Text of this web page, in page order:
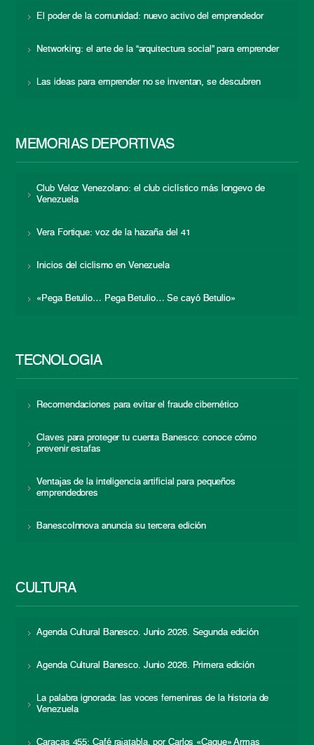
El poder de la comunidad: nuevo activo del emprendedor
Networking: el arte de la “arquitectura social” para emprender
Las ideas para emprender no se inventan, se descubren
MEMORIAS DEPORTIVAS
Club Veloz Venezolano: el club ciclístico más longevo de
Venezuela
Vera Fortique: voz de la hazaña del 41
Inicios del ciclismo en Venezuela
«Pega Betulio… Pega Betulio… Se cayó Betulio»
TECNOLOGÍA
Recomendaciones para evitar el fraude cibernético
Claves para proteger tu cuenta Banesco: conoce cómo
prevenir estafas
Ventajas de la inteligencia artificial para pequeños
emprendedores
BanescoInnova anuncia su tercera edición
CULTURA
Agenda Cultural Banesco. Junio 2026. Segunda edición
Agenda Cultural Banesco. Junio 2026. Primera edición
La palabra ignorada: las voces femeninas de la historia de
Venezuela
Caracas 455: Café rajatabla, por Carlos «Caque» Armas